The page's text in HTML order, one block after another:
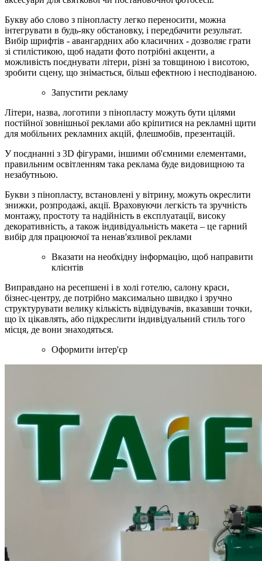
Букву або слово з пінопласту легко переносити, можна
інтегрувати в будь-яку обстановку, і передбачити результат.
Вибір шрифтів - авангардних або класичних - дозволяє грати
зі стилістикою, щоб надати фото потрібні акценти, а
можливість поєднувати літери, різні за товщиною і висотою,
зробити сцену, що знімається, більш ефектною і несподіваною.
Запустити рекламу
Літери, назва, логотипи з пінопласту можуть бути цілями
постійної зовнішньої реклами або кріпитися на рекламні щити
для мобільних рекламних акцій, флешмобів, презентацій.
У поєднанні з 3D фігурами, іншими об'ємними елементами,
правильним освітленням така реклама буде видовищною та
незабутньою.
Букви з пінопласту, встановлені у вітрину, можуть окреслити
знижки, розпродажі, акції. Враховуючи легкість та зручність
монтажу, простоту та надійність в експлуатації, високу
декоративність, а також індивідуальність макета – це гарний
вибір для працюючої та ненав'язливої реклами
Вказати на необхідну інформацію, щоб направити
клієнтів
Виправдано на ресепшені і в холі готелю, салону краси,
бізнес-центру, де потрібно максимально швидко і зручно
структурувати велику кількість відвідувачів, вказавши точки,
що їх цікавлять, або підкреслити індивідуальний стиль того
місця, де вони знаходяться.
Оформити інтер'єр